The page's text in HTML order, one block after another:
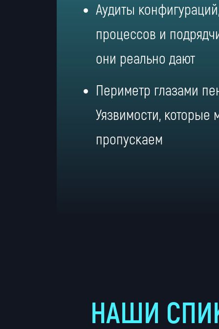
Аудиты
процессов и
они реально дают
Периметр глазами
Уязвимости, которые
пропускаем
НАШИ